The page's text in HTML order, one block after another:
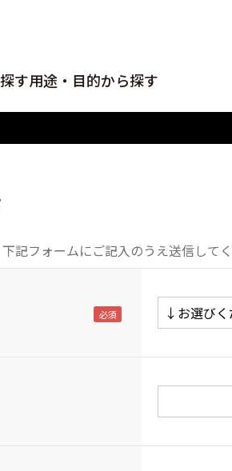
す用途・目的から探す
記フォームにご記入のうえ送信してく